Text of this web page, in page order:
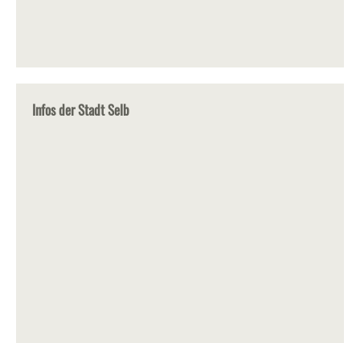
Infos der Stadt Selb